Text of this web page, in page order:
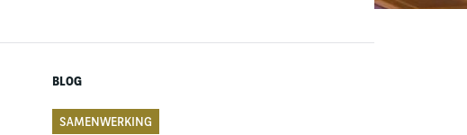
BLOG
SAMENWERKING